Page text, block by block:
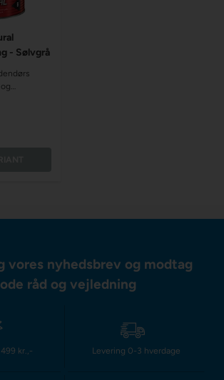
- Sølvgrå
vores nyhedsbrev og modtag
råd og vejledning
kr.,- Levering 0-3 hverdage